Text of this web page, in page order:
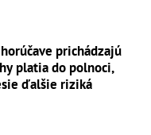
prichádzajú
platia do polnoci,
ďalšie riziká